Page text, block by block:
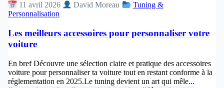
11 avril 2026 David Moreau
Tuning &
Personnalisation
Les meilleurs accessoires pour personnaliser votre
voiture
En bref Découvre une sélection claire et pratique des accessoires
voiture pour personnaliser ta voiture tout en restant conforme à la
réglementation en 2025.Le tuning devient un art qui mêle...